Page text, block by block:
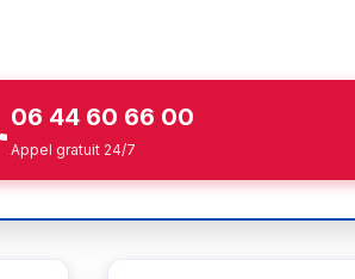
06 44 60 66 00
Appel gratuit 24/7